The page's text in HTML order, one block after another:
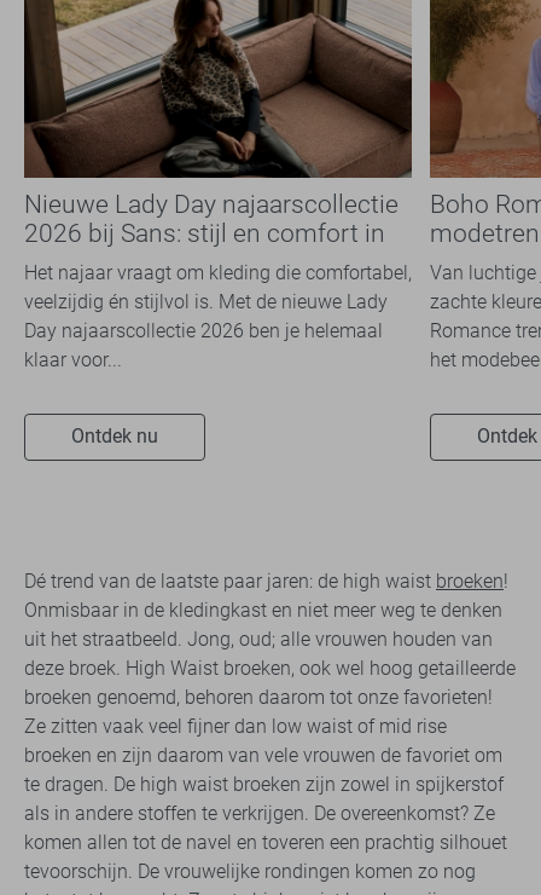
Nieuwe Lady Day najaarscollectie
2026 bij Sans: stijl en comfort in
travelkwaliteit
Het najaar vraagt om kleding die comfortabel,
veelzijdig én stijlvol is. Met de nieuwe Lady
Day najaarscollectie 2026 ben je helemaal
klaar voor...
Ontdek nu
Boho
overal
Van luchtige
zachte
Romance
het
Dé trend van de laatste paar jaren: de high waist broeken!
Onmisbaar in de kledingkast en niet meer weg te denken
uit het straatbeeld. Jong, oud; alle vrouwen houden van
deze broek. High Waist broeken, ook wel hoog getailleerde
broeken genoemd, behoren daarom tot onze favorieten!
Ze zitten vaak veel fijner dan low waist of mid rise
broeken en zijn daarom van vele vrouwen de favoriet om
te dragen. De high waist broeken zijn zowel in spijkerstof
als in andere stoffen te verkrijgen. De overeenkomst? Ze
komen allen tot de navel en toveren een prachtig silhouet
tevoorschijn. De vrouwelijke rondingen komen zo nog